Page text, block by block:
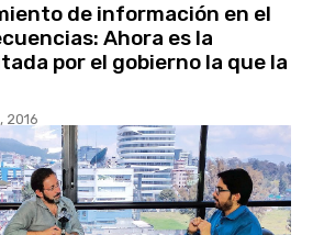
de información en el
Ahora es la
por el gobierno la que la
2016